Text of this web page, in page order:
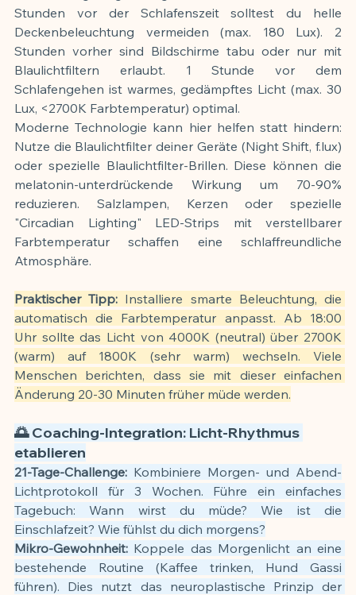
Stunden vor der Schlafenszeit solltest du helle
Deckenbeleuchtung vermeiden (max. 180 Lux). 2
Stunden vorher sind Bildschirme tabu oder nur mit
Blaulichtfiltern erlaubt. 1 Stunde vor dem
Schlafengehen ist warmes, gedämpftes Licht (max. 30
Lux, <2700K Farbtemperatur) optimal.
Moderne Technologie kann hier helfen statt hindern:
Nutze die Blaulichtfilter deiner Geräte (Night Shift, f.lux)
oder spezielle Blaulichtfilter-Brillen. Diese können die
melatonin-unterdrückende Wirkung um 70-90%
reduzieren. Salzlampen, Kerzen oder spezielle
"Circadian Lighting" LED-Strips mit verstellbarer
Farbtemperatur schaffen eine schlaffreundliche
Atmosphäre.
Praktischer Tipp: Installiere smarte Beleuchtung, die
automatisch die Farbtemperatur anpasst. Ab 18:00
Uhr sollte das Licht von 4000K (neutral) über 2700K
(warm) auf 1800K (sehr warm) wechseln. Viele
Menschen berichten, dass sie mit dieser einfachen
Änderung 20-30 Minuten früher müde werden.
🌅 Coaching-Integration: Licht-Rhythmus
etablieren
21-Tage-Challenge: Kombiniere Morgen- und Abend-
Lichtprotokoll für 3 Wochen. Führe ein einfaches
Tagebuch: Wann wirst du müde? Wie ist die
Einschlafzeit? Wie fühlst du dich morgens?
Mikro-Gewohnheit: Koppele das Morgenlicht an eine
bestehende Routine (Kaffee trinken, Hund Gassi
führen). Dies nutzt das neuroplastische Prinzip der